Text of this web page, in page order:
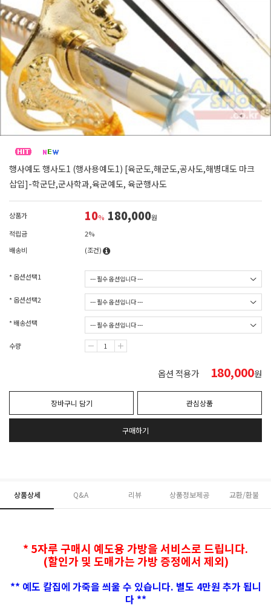
행사예도 행사도1 (행사용예도1) [육군도,해군도,공사도,해병대도 마크
삽입]-학군단,군사학과,육군예도, 육군행사도
상품가 10% 180,000원
적립금
2%
배송비
(조건)
* 옵션선택1
* 옵션선택2
* 배송선택
수량
옵션 적용가 180,000원
장바구니 담기 관심상품
구매하기
상품상세 Q&A 리뷰 상품정보제공 교환/환불
* 5자루 구매시 예도용 가방을 서비스로 드립니다.
(할인가 및 도매가는 가방 증정에서 제외)
** 예도 칼집에 가죽을 씌울 수 있습니다. 별도 4만원 추가 됩니
다 **